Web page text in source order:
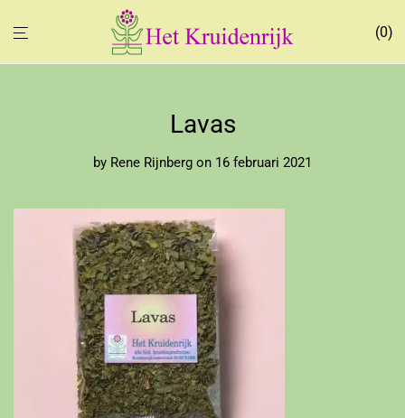
0
Lavas
by Rene Rijnberg on 16 februari 2021